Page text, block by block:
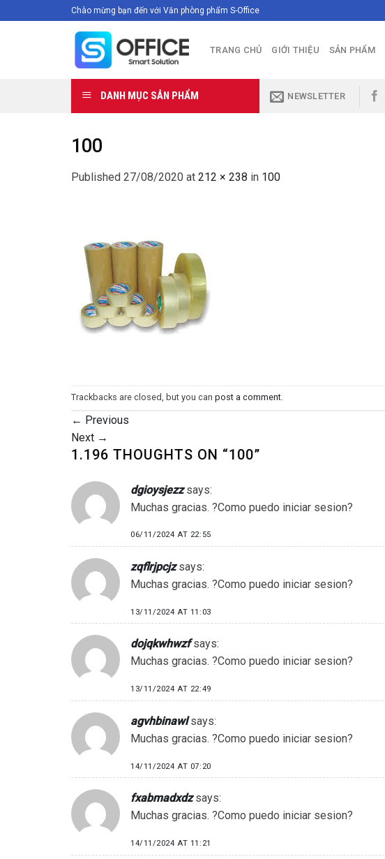
Chào mừng bạn đến với Văn phòng phẩm S-Office
TRANG CHỦ GIỚI THIỆU SẢN PHẨM
DANH MỤC SẢN PHẨM NEWSLETTER
100
Published 27/08/2020 at 212 × 238 in 100
Trackbacks are closed, but you can post a comment
← Previous
Next →
1.196 THOUGHTS ON “100”
dgioysjezz says:
Muchas gracias. ?Como puedo iniciar sesion?
06/11/2024 AT 22:55
zqflrjpcjz says:
Muchas gracias. ?Como puedo iniciar sesion?
13/11/2024 AT 11:03
dojqkwhwzf says:
Muchas gracias. ?Como puedo iniciar sesion?
13/11/2024 AT 22:49
agvhbinawl says:
Muchas gracias. ?Como puedo iniciar sesion?
14/11/2024 AT 07:20
fxabmadxdz says:
Muchas gracias. ?Como puedo iniciar sesion?
14/11/2024 AT 11:21